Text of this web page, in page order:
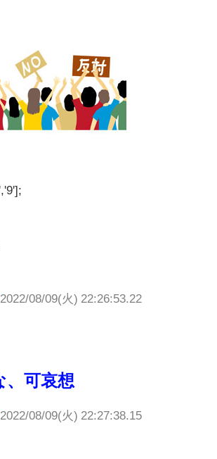
2022/08/09(火) 22:26:53.22
、可哀想
2022/08/09(火) 22:27:38.15